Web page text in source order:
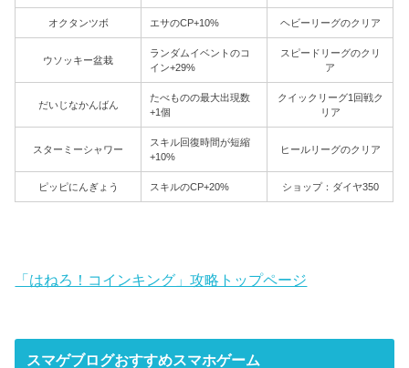
オクタンツボ エサのCP+10% ヘビーリーグのクリア
ウソッキー盆栽
ランダムイベントのコ
イン+29%
スピードリーグのクリ
ア
だいじなかんばん
たべものの最大出現数
+1個
クイックリーグ1回戦ク
リア
スターミーシャワー
スキル回復時間が短縮
+10%
ヒールリーグのクリア
ピッピにんぎょう スキルのCP+20% ショップ：ダイヤ350
「はねろ！コインキング」攻略トップページ
スマゲブログおすすめスマホゲーム